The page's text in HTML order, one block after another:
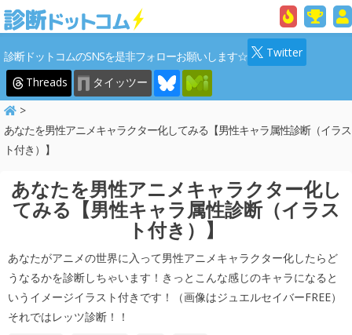
診断ドットコムのSNSを是非フォローお願いします☆
Twitter
Threads
タイッツー
あなたを男性アニメキャラクター化してみる【男性キャラ属性診断（イラス
ト付き）】
あなたを男性アニメキャラクター化し
てみる【男性キャラ属性診断（イラス
ト付き）】
あなたがアニメの世界に入って男性アニメキャラクター化したらど
うなるかを診断しちゃいます！きっとこんな感じのキャラになると
いうイメージイラスト付きです！（画像はジュエルセイバーFREE）
それではレッツ診断！！